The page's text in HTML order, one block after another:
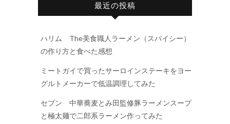
最近の投稿
ハリム The美食職人ラーメン（スパイシー）
の作り方と食べた感想
ミートガイで買ったサーロインステーキをヨー
グルトメーカーで低温調理してみた
セブン 中華蕎麦とみ田監修豚ラーメンスープ
と極太麺で二郎系ラーメン作ってみた